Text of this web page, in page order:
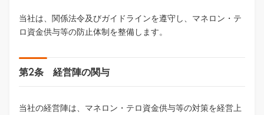
当社は、関係法令及びガイドラインを遵守し、マネロン・テ
ロ資金供与等の防止体制を整備します。
第2条 経営陣の関与
当社の経営陣は、マネロン・テロ資金供与等の対策を経営上